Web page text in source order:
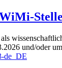
und/oder
de_DE